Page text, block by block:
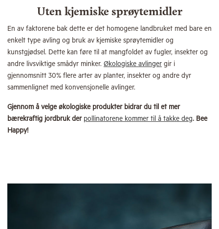
Uten kjemiske sprøytemidler
En av faktorene bak dette er det homogene landbruket med bare en
enkelt type avling og bruk av kjemiske sprøytemidler og
kunstgjødsel. Dette kan føre til at mangfoldet av fugler, insekter og
andre livsviktige smådyr minker. Økologiske avlinger gir i
gjennomsnitt 30% flere arter av planter, insekter og andre dyr
sammenlignet med konvensjonelle avlinger.
Gjennom å velge økologiske produkter bidrar du til et mer
bærekraftig jordbruk der pollinatorene kommer til å takke deg. Bee
Happy!